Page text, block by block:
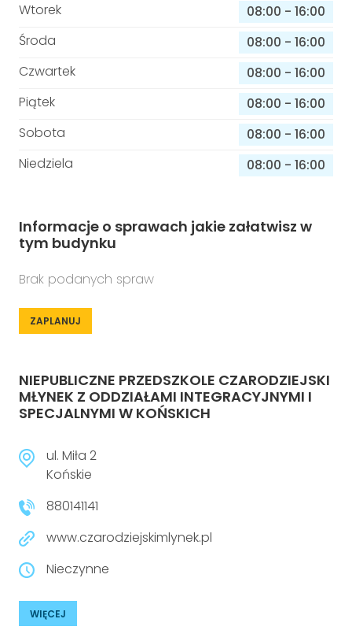
Wtorek
08:00 - 16:00
Środa
08:00 - 16:00
Czwartek
08:00 - 16:00
Piątek
08:00 - 16:00
Sobota
08:00 - 16:00
Niedziela
08:00 - 16:00
Informacje o sprawach jakie załatwisz w
tym budynku
Brak podanych spraw
ZAPLANUJ
NIEPUBLICZNE PRZEDSZKOLE CZARODZIEJSKI
MŁYNEK Z ODDZIAŁAMI INTEGRACYJNYMI I
SPECJALNYMI W KOŃSKICH
ul. Miła 2
Końskie
880141141
www.czarodziejskimlynek.pl
Nieczynne
WIĘCEJ